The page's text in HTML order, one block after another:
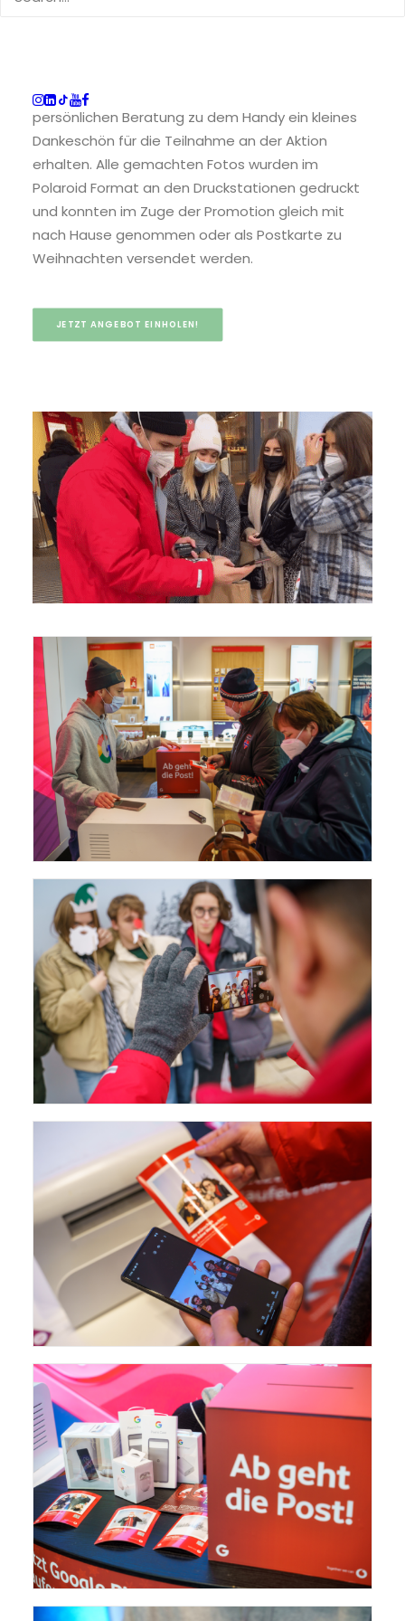
den Laden geführt werden und neben der
persönlichen Beratung zu dem Handy ein kleines
Dankeschön für die Teilnahme an der Aktion
erhalten. Alle gemachten Fotos wurden im
Polaroid Format an den Druckstationen gedruckt
und konnten im Zuge der Promotion gleich mit
nach Hause genommen oder als Postkarte zu
Weihnachten versendet werden.
JETZT ANGEBOT EINHOLEN!